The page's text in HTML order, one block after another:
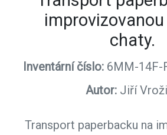
chaty.
Inventární číslo: 6MM-14F-
Autor: Jiří
Transport paperbacku na